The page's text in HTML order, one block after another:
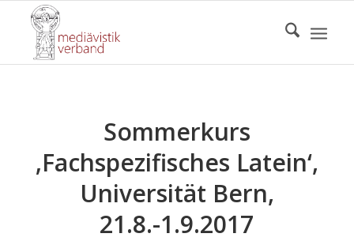
Sommerkurs
‚Fachspezifisches Latein‘,
Universität Bern,
21.8.-1.9.2017